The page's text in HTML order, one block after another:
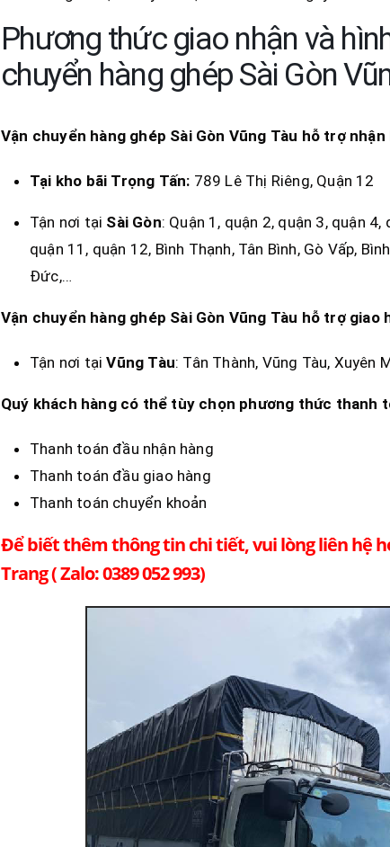
Phương thức giao nhận và
chuyển hàng ghép Sài Gòn
Vận chuyển hàng ghép Sài Gòn Vũng Tàu hỗ trợ nhận
Tại kho bãi Trọng Tấn: 789 Lê Thị Riêng, Quận 12
Tận nơi tại Sài Gòn: Quận 1, quận 2, quận 3, quận
quận 11, quận 12, Bình Thạnh, Tân Bình, Gò Vấp,
Đức,…
Vận chuyển hàng ghép Sài Gòn Vũng Tàu hỗ trợ giao
Tận nơi tạiVũng Tàu: Tân Thành, Vũng Tàu,
Quý khách hàng có thể tùy chọn phương thức thanh
Thanh toán đầu nhận hàng
Thanh toán đầu giao hàng
Thanh toán chuyển khoản
Để biết thêm thông tin chi tiết, vui lòng liên hệ
Trang ( Zalo: 0389 052 993)